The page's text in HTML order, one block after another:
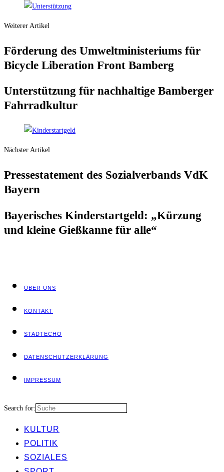
Weiterer Artikel
För­de­rung des Umwelt­mi­nis­te­ri­ums für
Bicy­cle Libe­ra­ti­on Front Bamberg
Unter­stüt­zung für nach­hal­ti­ge Bam­ber­ger
Fahrradkultur
Nächster Artikel
Pres­se­state­ment des Sozi­al­ver­bands VdK
Bayern
Baye­ri­sches Kin­der­start­geld: „Kür­zung
und klei­ne Gieß­kan­ne für alle“
ÜBER UNS
KON­TAKT
STADT­ECHO
DATEN­SCHUTZ­ER­KLÄ­RUNG
IMPRES­SUM
Search for:
KUL­TUR
POLI­TIK
SOZIA­LES